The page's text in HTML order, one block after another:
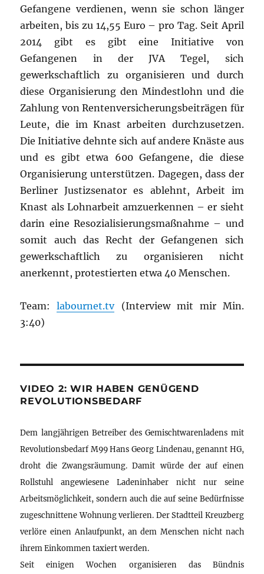
Gefangene verdienen, wenn sie schon länger
arbeiten, bis zu 14,55 Euro – pro Tag. Seit April
2014 gibt es gibt eine Initiative von
Gefangenen in der JVA Tegel, sich
gewerkschaftlich zu organisieren und durch
diese Organisierung den Mindestlohn und die
Zahlung von Rentenversicherungsbeiträgen für
Leute, die im Knast arbeiten durchzusetzen.
Die Initiative dehnte sich auf andere Knäste aus
und es gibt etwa 600 Gefangene, die diese
Organisierung unterstützen. Dagegen, dass der
Berliner Justizsenator es ablehnt, Arbeit im
Knast als Lohnarbeit amzuerkennen – er sieht
darin eine Resozialisierungsmaßnahme – und
somit auch das Recht der Gefangenen sich
gewerkschaftlich zu organisieren nicht
anerkennt, protestierten etwa 40 Menschen.
Team:labournet.tv(Interview mit mir Min.
3:40)
VIDEO 2: WIR HABEN GENÜGEND
REVOLUTIONSBEDARF
Dem langjährigen Betreiber des Gemischtwarenladens mit
Revolutionsbedarf M99 Hans Georg Lindenau, genannt HG,
droht die Zwangsräumung. Damit würde der auf einen
Rollstuhl angewiesene Ladeninhaber nicht nur seine
Arbeitsmöglichkeit, sondern auch die auf seine Bedürfnisse
zugeschnittene Wohnung verlieren. Der Stadtteil Kreuzberg
verlöre einen Anlaufpunkt, an dem Menschen nicht nach
ihrem Einkommen taxiert werden.
Seit einigen Wochen organisieren das Bündnis